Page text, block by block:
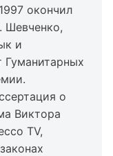
окончил
Шевченко,
и
Гуманитарных
о
Виктора
TV,